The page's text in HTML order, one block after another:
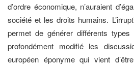
d’ordre économique, n’auraient
société et les droits humains.
permet de générer différents types
profondément modifié les
européen éponyme qui vient